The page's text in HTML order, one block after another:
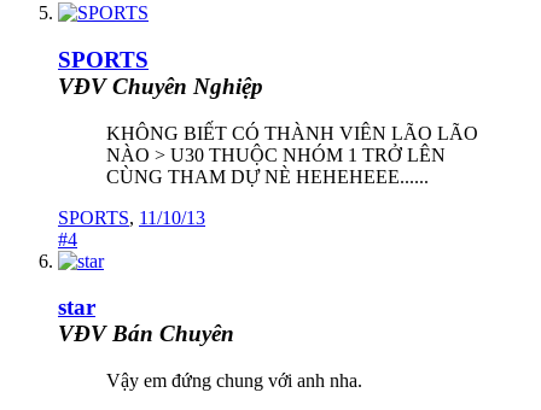
SPORTS
VĐV Chuyên Nghiệp
KHÔNG BIẾT CÓ THÀNH VIÊN LÃO LÃO
NÀO > U30 THUỘC NHÓM 1 TRỞ LÊN
CÙNG THAM DỰ NÈ HEHEHEEE......
SPORTS, 11/10/13
#4
star
VĐV Bán Chuyên
Vậy em đứng chung với anh nha.